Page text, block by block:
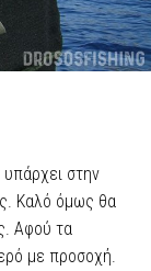
υπάρχει στην
Καλό όμως θα
Αφού τα
με προσοχή.